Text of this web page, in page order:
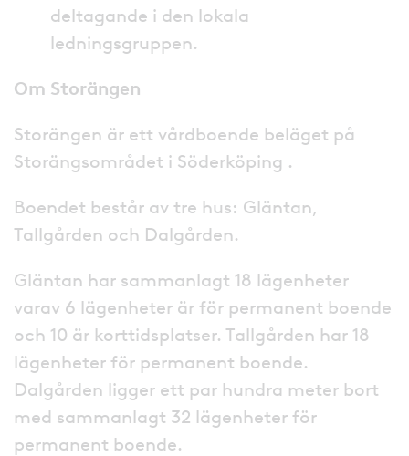
deltagande i den lokala
ledningsgruppen.
Om Storängen
Storängen är ett vårdboende beläget på
Storängsområdet i Söderköping .
Boendet består av tre hus: Gläntan,
Tallgården och Dalgården.
Gläntan har sammanlagt 18 lägenheter
varav 6 lägenheter är för permanent boende
och 10 är korttidsplatser. Tallgården har 18
lägenheter för permanent boende.
Dalgården ligger ett par hundra meter bort
med sammanlagt 32 lägenheter för
permanent boende.